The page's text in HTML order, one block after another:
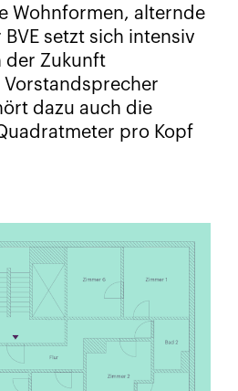
Wohnformen, alternde
setzt sich intensiv
der Zukunft
Vorstandsprecher
dazu auch die
pro Kopf